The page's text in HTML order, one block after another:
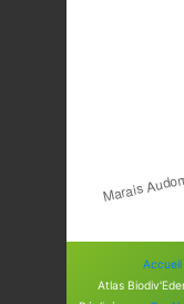
Accueil|
Atlas